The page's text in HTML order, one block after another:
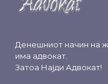
Денешниот начин на
има адвокат.
Затоа Најди Адвокат!